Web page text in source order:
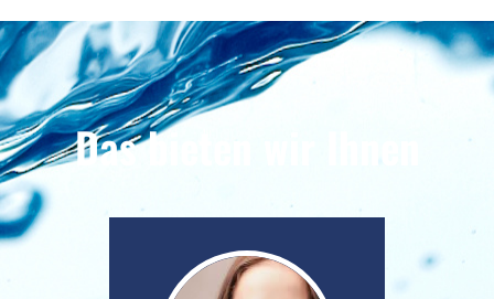
Das bieten wir Ihnen